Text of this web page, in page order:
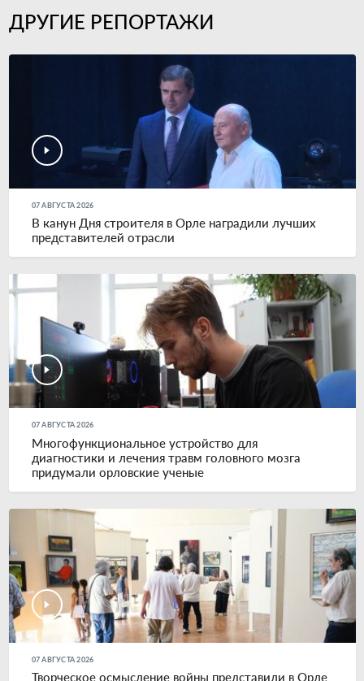
ДРУГИЕ РЕПОРТАЖИ
07 АВГУСТА 2026
В канун Дня строителя в Орле наградили лучших
представителей отрасли
07 АВГУСТА 2026
Многофункциональное устройство для
диагностики и лечения травм головного мозга
придумали орловские ученые
07 АВГУСТА 2026
Творческое осмысление войны представили в Орле